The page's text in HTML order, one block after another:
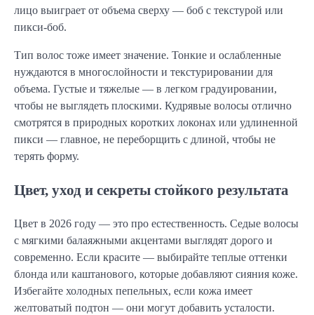
лицо выиграет от объема сверху — боб с текстурой или
пикси-боб.
Тип волос тоже имеет значение. Тонкие и ослабленные
нуждаются в многослойности и текстурировании для
объема. Густые и тяжелые — в легком градуировании,
чтобы не выглядеть плоскими. Кудрявые волосы отлично
смотрятся в природных коротких локонах или удлиненной
пикси — главное, не переборщить с длиной, чтобы не
терять форму.
Цвет, уход и секреты стойкого результата
Цвет в 2026 году — это про естественность. Седые волосы
с мягкими балаяжными акцентами выглядят дорого и
современно. Если красите — выбирайте теплые оттенки
блонда или каштанового, которые добавляют сияния коже.
Избегайте холодных пепельных, если кожа имеет
желтоватый подтон — они могут добавить усталости.